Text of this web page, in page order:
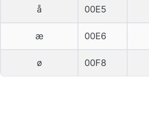
å 00E5
æ 00E6
ø 00F8